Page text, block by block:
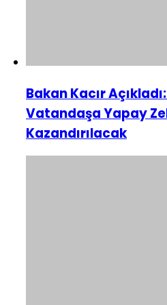
Bakan Kacır
Vatandaşa Yapay
Kazandırılacak